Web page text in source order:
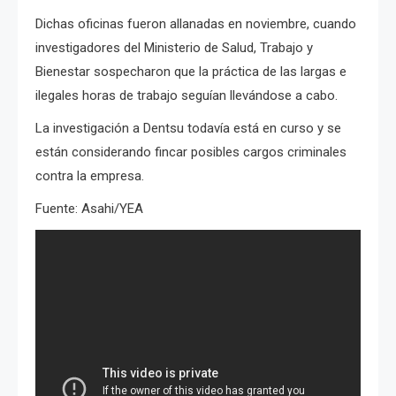
Dichas oficinas fueron allanadas en noviembre, cuando
investigadores del Ministerio de Salud, Trabajo y
Bienestar sospecharon que la práctica de las largas e
ilegales horas de trabajo seguían llevándose a cabo.
La investigación a Dentsu todavía está en curso y se
están considerando fincar posibles cargos criminales
contra la empresa.
Fuente: Asahi/YEA